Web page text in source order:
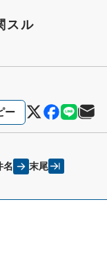
スル
ー
名 末尾